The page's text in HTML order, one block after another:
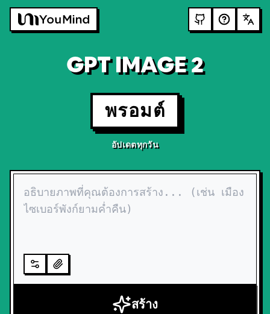
GPT IMAGE 2
พรอมต์
อัปเดตทุกวัน
สร้าง